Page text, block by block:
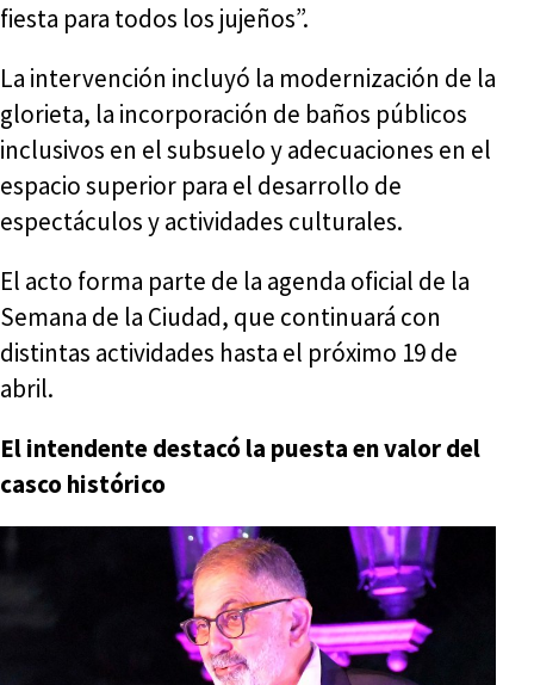
fiesta para todos los jujeños”.
La intervención incluyó la modernización de la
glorieta, la incorporación de baños públicos
inclusivos en el subsuelo y adecuaciones en el
espacio superior para el desarrollo de
espectáculos y actividades culturales.
El acto forma parte de la agenda oficial de la
Semana de la Ciudad, que continuará con
distintas actividades hasta el próximo 19 de
abril.
El intendente destacó la puesta en valor del
casco histórico